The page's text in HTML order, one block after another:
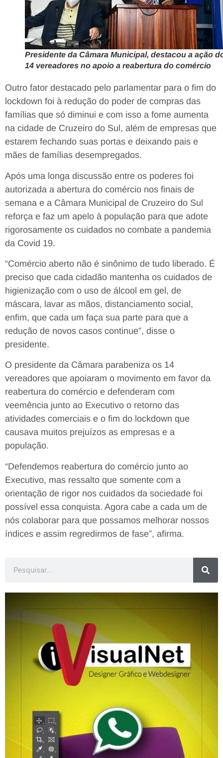
Presidente da Câmara Municipal, destacou a ação
14 vereadores no apoio a reabertura do comércio
Outro fator destacado pelo parlamentar para o fim do
lockdown foi à redução do poder de compras das
famílias que só diminui e com isso a fome aumenta
na cidade de Cruzeiro do Sul, além de empresas que
estarem fechando suas portas e deixando pais e
mães de famílias desempregados.
Após uma longa discussão entre os poderes foi
autorizada a abertura do comércio nos finais de
semana e a Câmara Municipal de Cruzeiro do Sul
reforça e faz um apelo à população para que adote
rigorosamente os cuidados no combate a pandemia
da Covid 19.
“Comércio aberto não é sinônimo de tudo liberado. É
preciso que cada cidadão mantenha os cuidados de
higienização com o uso de álcool em gel, de
máscara, lavar as mãos, distanciamento social,
enfim, que cada um faça sua parte para que a
redução de novos casos continue”, disse o
presidente.
O presidente da Câmara parabeniza os 14
vereadores que apoiaram o movimento em favor da
reabertura do comércio e defenderam com
veemência junto ao Executivo o retorno das
atividades comerciais e o fim do lockdown que
causava muitos prejuízos as empresas e a
população.
“Defendemos reabertura do comércio junto ao
Executivo, mas ressalto que somente com a
orientação de rigor nos cuidados da sociedade foi
possível essa conquista. Agora cabe a cada um de
nós colaborar para que possamos melhorar nossos
índices e assim regredirmos de fase”, afirma.